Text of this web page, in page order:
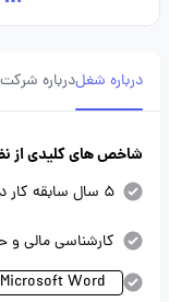
درباره شغلدرباره شرکت
شاخص های کلیدی از
5 سال سابقه کار در گروه شغلی مشابه
کارشناسی مالی و
Microsoft Word - مقدماتی